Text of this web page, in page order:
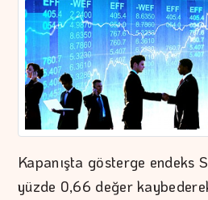
Kapanışta gösterge endeks
yüzde 0,66 değer